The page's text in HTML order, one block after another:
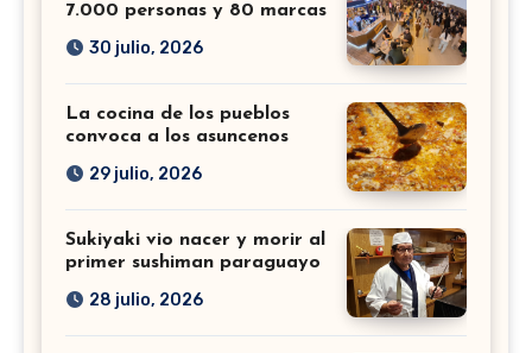
7.000 personas y 80 marcas
30 julio, 2026
La cocina de los pueblos
convoca a los asuncenos
29 julio, 2026
Sukiyaki vio nacer y morir al
primer sushiman paraguayo
28 julio, 2026